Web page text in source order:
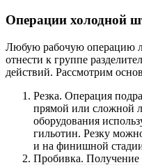
Операции холодной
Любую рабочую операцию
отнести к группе
действий. Рассмотрим
Резка. Операция
прямой или сложной
оборудования
гильотин. Резку
и на финишной
Пробивка. Получение